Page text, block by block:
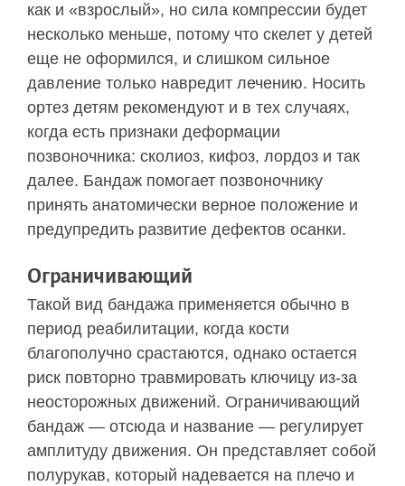
как и «взрослый», но сила компрессии будет
несколько меньше, потому что скелет у детей
еще не оформился, и слишком сильное
давление только навредит лечению. Носить
ортез детям рекомендуют и в тех случаях,
когда есть признаки деформации
позвоночника: сколиоз, кифоз, лордоз и так
далее. Бандаж помогает позвоночнику
принять анатомически верное положение и
предупредить развитие дефектов осанки.
Ограничивающий
Такой вид бандажа применяется обычно в
период реабилитации, когда кости
благополучно срастаются, однако остается
риск повторно травмировать ключицу из-за
неосторожных движений. Ограничивающий
бандаж — отсюда и название — регулирует
амплитуду движения. Он представляет собой
полурукав, который надевается на плечо и